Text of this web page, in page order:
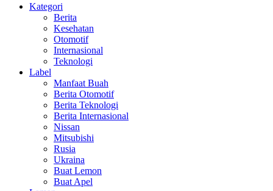
Kategori
Berita
Kesehatan
Otomotif
Internasional
Teknologi
Label
Manfaat Buah
Berita Otomotif
Berita Teknologi
Berita Internasional
Nissan
Mitsubishi
Rusia
Ukraina
Buat Lemon
Buat Apel